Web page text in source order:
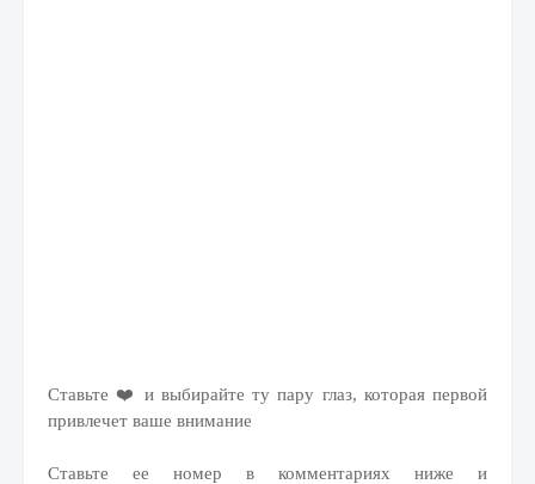
Ставьте ❤️ и выбирайте ту пару глаз, которая первой
привлечет ваше внимание
Ставьте ее номер в комментариях ниже и